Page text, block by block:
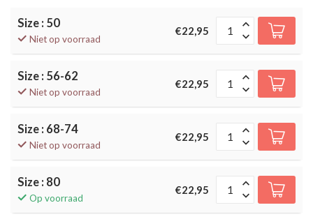
Size : 50
Niet op voorraad
€22,95
Size : 56-62
Niet op voorraad
€22,95
Size : 68-74
Niet op voorraad
€22,95
Size : 80
Op voorraad
€22,95